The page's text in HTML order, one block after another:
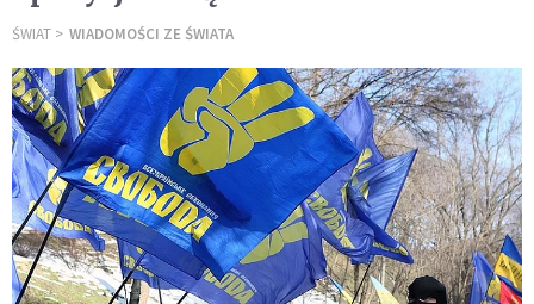
ŚWIAT WIADOMOŚCI ZE ŚWIATA